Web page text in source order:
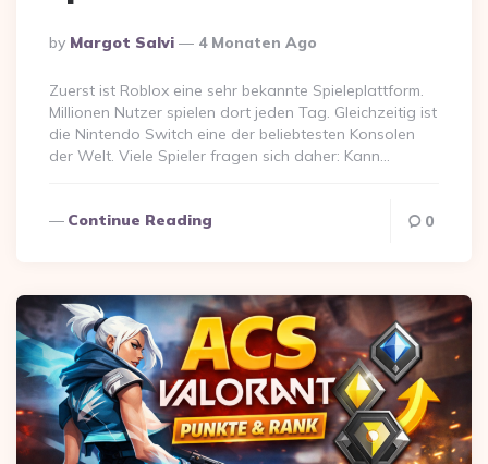
Posted
By
By Margot Salvi 4 Monaten Ago
Zuerst ist Roblox eine sehr bekannte Spieleplattform.
Millionen Nutzer spielen dort jeden Tag. Gleichzeitig ist
die Nintendo Switch eine der beliebtesten Konsolen
der Welt. Viele Spieler fragen sich daher: Kann…
Continue Reading 0